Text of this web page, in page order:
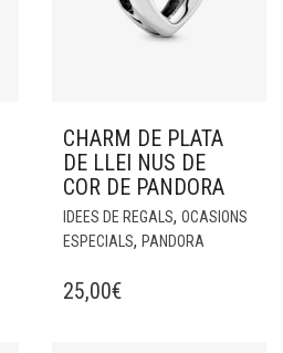
CHARM DE PLATA
DE LLEI NUS DE
COR DE PANDORA
IDEES DE REGALS, OCASIONS
ESPECIALS, PANDORA
25,00€